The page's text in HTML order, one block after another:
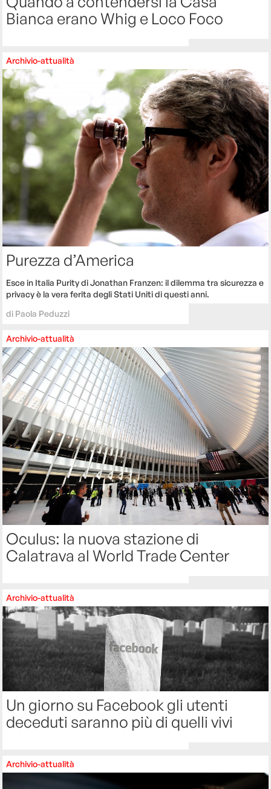
Bianca erano Whig e Loco Foco
Archivio-attualità
Purezza d’America
Esce in Italia Purity di Jonathan Franzen: il dilemma tra sicurezza e
privacy è la vera ferita degli Stati Uniti di questi anni.
di Paola Peduzzi
Archivio-attualità
Oculus: la nuova stazione di
Calatrava al World Trade Center
Archivio-attualità
Un giorno su Facebook gli utenti
deceduti saranno più di quelli vivi
Archivio-attualità